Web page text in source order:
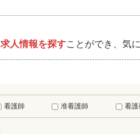
人情報を探すことができ、気
看護師 准看護師 看護